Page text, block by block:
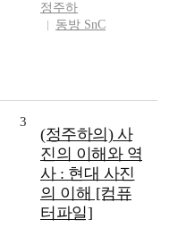
정주하
동방 SnC
3
(정주하의) 사
진의 이해와 역
사 : 현대 사진
의 이해 [컴퓨
터파일]